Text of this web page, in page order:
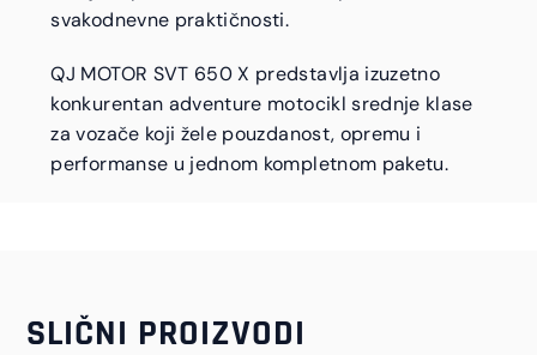
svakodnevne praktičnosti.
QJ MOTOR SVT 650 X predstavlja izuzetno
konkurentan adventure motocikl srednje klase
za vozače koji žele pouzdanost, opremu i
performanse u jednom kompletnom paketu.
SLIČNI PROIZVODI